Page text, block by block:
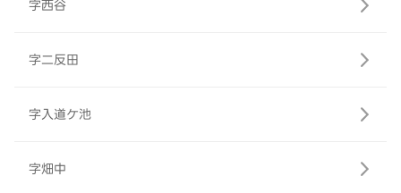
字西谷
字二反田
字入道ケ池
字畑中